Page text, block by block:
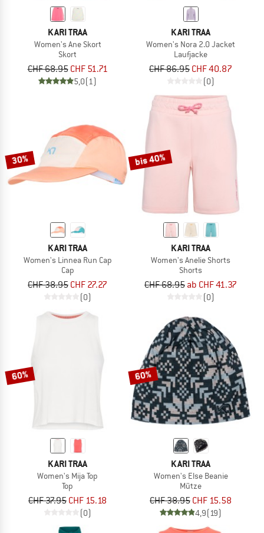
KARI TRAA
Women's Ane Skort
Skort
CHF 68.95 CHF 51.71
5,0(1)
KARI TRAA
Women's Nora 2.0 Jacket
Laufjacke
CHF 86.95 CHF 40.87
(0)
30%
KARI TRAA
Women's Linnea Run Cap
Cap
CHF 38.95 CHF 27.27
(0)
bis 40%
KARI TRAA
Women's Anelie Shorts
Shorts
CHF 68.95 ab CHF 41.37
(0)
60%
KARI TRAA
Women's Mija Top
Top
CHF 37.95 CHF 15.18
(0)
60%
KARI TRAA
Women's Else Beanie
Mütze
CHF 38.95 CHF 15.58
4,9(19)